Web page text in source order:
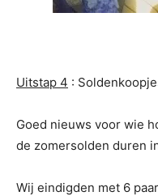
Uitstap 4 :
Goed nieuws voor wie
de zomersolden duren
Wij eindigden met 6